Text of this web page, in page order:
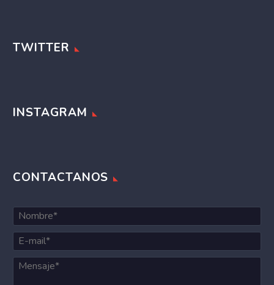
TWITTER
INSTAGRAM
CONTACTANOS